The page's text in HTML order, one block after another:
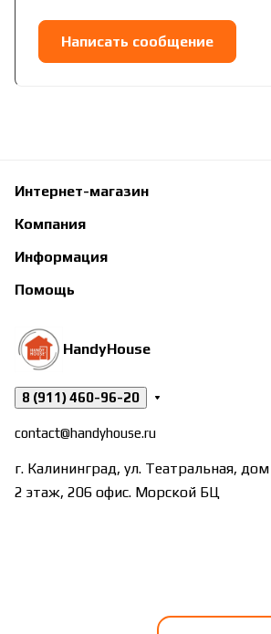
Написать сообщение
Интернет-магазин
Компания
Информация
Помощь
HandyHouse
8 (911) 460-96-20
contact@handyhouse.ru
г. Калининград, ул. Театральная,
2 этаж, 206 офис. Морской БЦ